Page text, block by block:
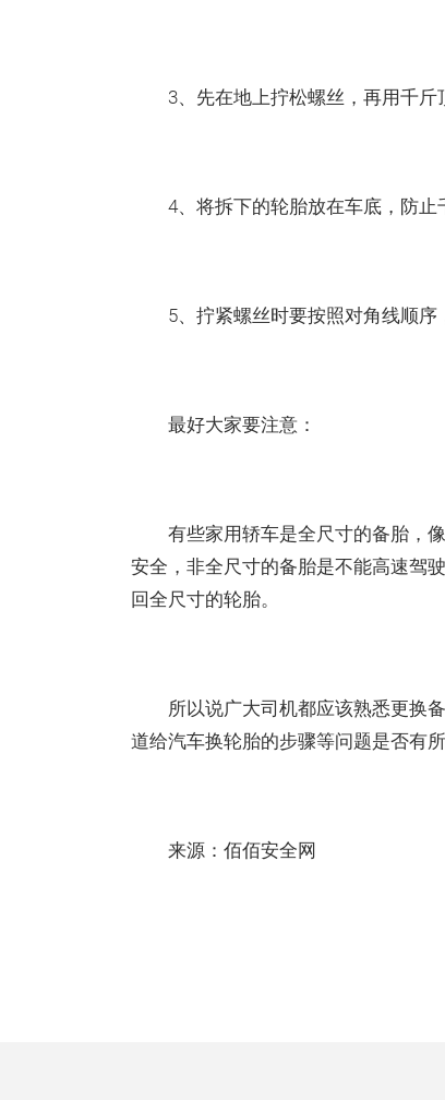
3、先在地上拧松螺丝，再用千斤
4、将拆下的轮胎放在车底，防止
5、拧紧螺丝时要按照对角线顺序
最好大家要注意：
有些家用轿车是全尺寸的备胎，像
安全，非全尺寸的备胎是不能高速驾
回全尺寸的轮胎。
所以说广大司机都应该熟悉更换备
道给汽车换轮胎的步骤等问题是否有
来源：佰佰安全网